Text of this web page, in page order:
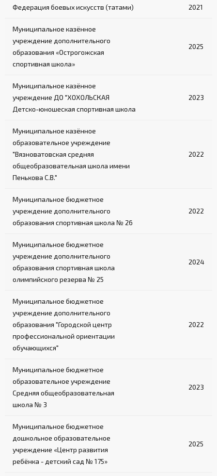
Федерация боевых искусств (татами) 2021
Муниципальное казённое
учреждение дополнительного
образования «Острогожская
спортивная школа»
2025
Муниципальное казённое
учреждение ДО "ХОХОЛЬСКАЯ
Детско-юношеская спортивная школа
2023
Муниципальное казённое
образовательное учреждение
"Вязноватовская средняя
общеобразовательная школа имени
Пенькова С.В."
2022
Муниципальное бюджетное
учреждение дополнительного
образования спортивная школа № 26
2022
Муниципальное бюджетное
учреждение дополнительного
образования спортивная школа
олимпийского резерва № 25
2024
Муниципальное бюджетное
учреждение дополнительного
образования "Городской центр
профессиональной ориентации
обучающихся"
2022
Муниципальное бюджетное
образовательное учреждение
Средняя общеобразовательная
школа № 3
2023
Муниципальное бюджетное
дошкольное образовательное
учреждение «Центр развития
ребёнка - детский сад № 175»
2025